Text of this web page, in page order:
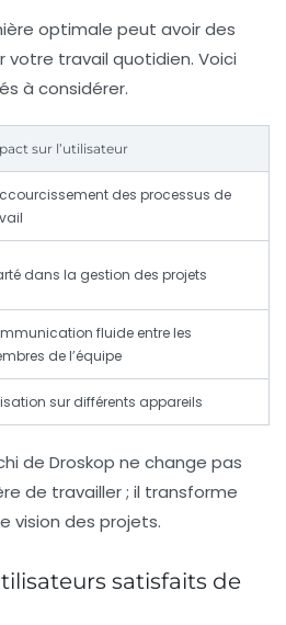
optimale peut avoir des
travail quotidien. Voici
à considérer.
sur l’utilisateur
des processus de
dans la gestion des projets
fluide entre les
de l’équipe
sur différents appareils
de Droskop ne change pas
de travailler ; il transforme
vision des projets.
satisfaits de